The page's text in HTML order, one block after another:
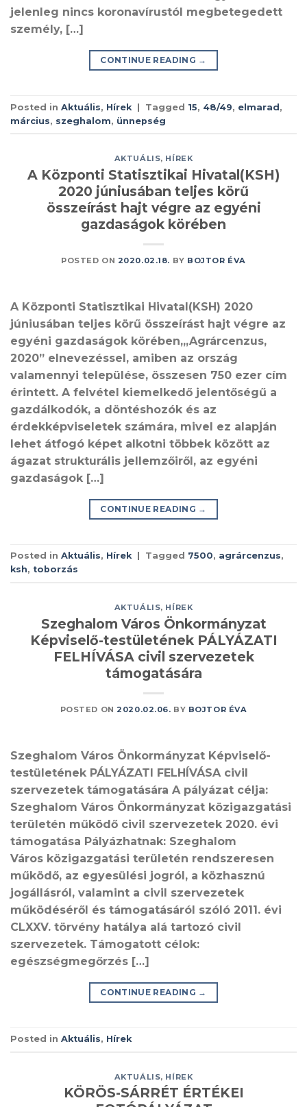
jelenleg nincs koronavírustól megbetegedett
személy, […]
CONTINUE READING →
Posted in Aktuális, Hírek | Tagged 15, 48/49, elmarad,
március, szeghalom, ünnepség
AKTUÁLIS, HÍREK
A Központi Statisztikai Hivatal(KSH)
2020 júniusában teljes körű
összeírást hajt végre az egyéni
gazdaságok körében
POSTED ON 2020.02.18. BY BOJTOR ÉVA
A Központi Statisztikai Hivatal(KSH) 2020
júniusában teljes körű összeírást hajt végre az
egyéni gazdaságok körében,„Agrárcenzus,
2020” elnevezéssel, amiben az ország
valamennyi települése, összesen 750 ezer cím
érintett. A felvétel kiemelkedő jelentőségű a
gazdálkodók, a döntéshozók és az
érdekképviseletek számára, mivel ez alapján
lehet átfogó képet alkotni többek között az
ágazat strukturális jellemzőiről, az egyéni
gazdaságok […]
CONTINUE READING →
Posted in Aktuális, Hírek Tagged 7500, agrárcenzus,
ksh, toborzás
AKTUÁLIS, HÍREK
Szeghalom Város Önkormányzat
Képviselő-testületének PÁLYÁZATI
FELHÍVÁSA civil szervezetek
támogatására
POSTED ON 2020.02.06. BY BOJTOR ÉVA
Szeghalom Város Önkormányzat Képviselő-
testületének PÁLYÁZATI FELHÍVÁSA civil
szervezetek támogatására A pályázat célja:
Szeghalom Város Önkormányzat közigazgatási
területén működő civil szervezetek 2020. évi
támogatása Pályázhatnak: Szeghalom
Város közigazgatási területén rendszeresen
működő, az egyesülési jogról, a közhasznú
jogállásról, valamint a civil szervezetek
működéséről és támogatásáról szóló 2011. évi
CLXXV. törvény hatálya alá tartozó civil
szervezetek. Támogatott célok:
egészségmegőrzés […]
CONTINUE READING →
Posted in Aktuális, Hírek
AKTUÁLIS, HÍREK
KÖRÖS-SÁRRÉT ÉRTÉKEI